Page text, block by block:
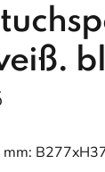
mm: